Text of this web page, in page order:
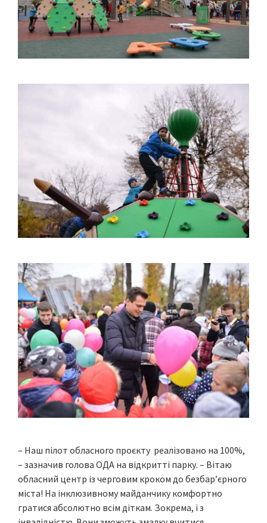
– Наш пілот обласного проєкту реалізовано на 100%,
– зазначив голова ОДА на відкритті парку. – Вітаю
обласний центр із черговим кроком до безбар’єрного
міста! На інклюзивному майданчику комфортно
гратися абсолютно всім діткам. Зокрема, і з